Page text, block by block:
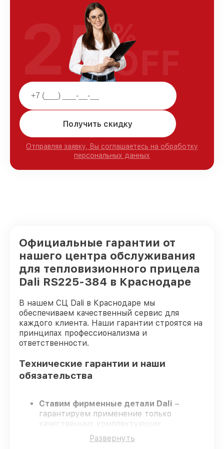
Получить скидку
Отправляя заявку, Вы соглашаетесь на обработку
персональных данных
25%
OFF
Официальные гарантии от
нашего центра обслуживания
для тепловизионного прицела
Dali RS225-384 в Краснодаре
В нашем СЦ Dali в Краснодаре мы
обеспечиваем качественный сервис для
каждого клиента. Наши гарантии строятся на
принципах профессионализма и
ответственности.
Технические гарантии и наши
обязательства
Ставим фирменные детали Dali –
гарантируем применение только
качественных комплектующих.
Опытные инженеры
жёсткий контроль знаний и навыков, что
Развернуть